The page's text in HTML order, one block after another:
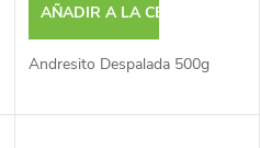
AÑADIR A LA CESTA
Andresito Despalada 500g